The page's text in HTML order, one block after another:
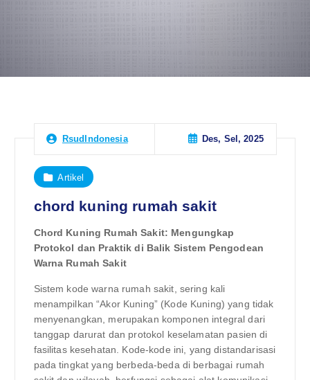
RsudIndonesia Des, Sel, 2025
Artikel
chord kuning rumah sakit
Chord Kuning Rumah Sakit: Mengungkap
Protokol dan Praktik di Balik Sistem Pengodean
Warna Rumah Sakit
Sistem kode warna rumah sakit, sering kali
menampilkan “Akor Kuning” (Kode Kuning) yang tidak
menyenangkan, merupakan komponen integral dari
tanggap darurat dan protokol keselamatan pasien di
fasilitas kesehatan. Kode-kode ini, yang distandarisasi
pada tingkat yang berbeda-beda di berbagai rumah